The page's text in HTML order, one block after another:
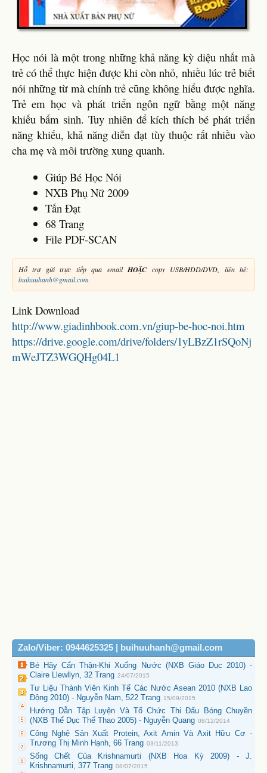
Học nói là một trong những khả năng kỳ diệu nhất mà
trẻ có thể thực hiện được khi còn nhỏ, nhiều lúc trẻ biết
nói những từ mà chính trẻ cũng không hiểu được nghĩa.
Trẻ em học và phát triển ngôn ngữ bằng một năng
khiếu bẩm sinh. Tuy nhiên để kích thích bé phát triển
năng khiếu, khả năng diễn đạt tùy thuộc rất nhiều vào
cha mẹ và môi trường xung quanh.
Giúp Bé Học Nói
NXB Phụ Nữ 2009
Tấn Đạt
68 Trang
File PDF-SCAN
Hỗ trợ gửi trực tiếp qua emailHOẶC copy USB/HDD/DVD, liên hệ:
buihuuhanh@gmail.com
Link Download
http://www.giadinhbook.com.vn/giup-be-hoc-noi.htm
https://drive.google.com/drive/folders/1yLBzZ1rSQoNj
mWeJTZ3WGQHg04L1
Zalo/Viber: 0944625325 | buihuuhanh@gmail.com
Bé Hãy Cẩn Thận-Khi Xuống Nước (NXB Giáo Dục 2010) -
Claire Llewllyn, 32 Trang 24/07/2015
Tư Liệu Thành Viên Kinh Tế Các Nước Asean 2010 (NXB Lao
Động 2010) - Nguyễn Nam, 522 Trang 15/09/2015
Hướng Dẫn Tập Luyện Và Tổ Chức Thi Đấu Bóng Chuyền
(NXB Thể Dục Thể Thao 2005) - Nguyễn Quang 08/12/2014
Công Nghệ Sản Xuất Protein, Axit Amin Và Axit Hữu Cơ -
Trương Thị Minh Hạnh, 66 Trang 03/11/2013
Sống Chết Của Krishnamurti (NXB Hoa Kỳ 2009) - J.
Krishnamurti, 377 Trang 08/07/2015